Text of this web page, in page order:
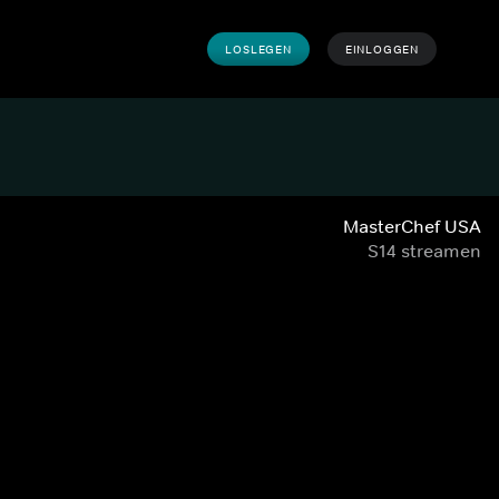
LOSLEGEN EINLOGGEN
MasterChef USA
S14 streamen